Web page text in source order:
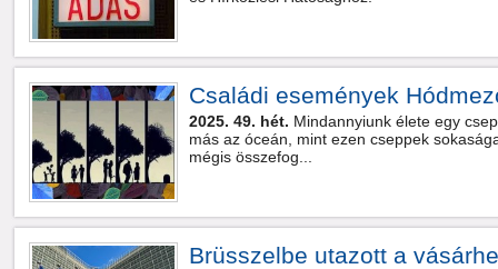
Családi események
2025. 49. hét. Mindannyiunk élete egy
más az óceán, mint ezen cseppek
mégis összefog...
Brüsszelbe utazott a